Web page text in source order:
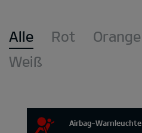
Alle Rot Orange
Weiß
Airbag-Warnleuchte